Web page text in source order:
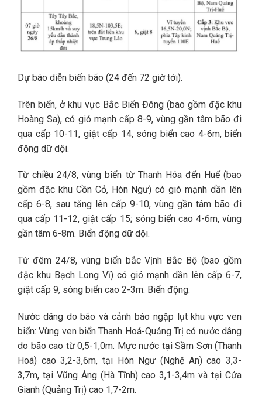
Dự báo diễn biến bão (24 đến 72 giờ tới).
Trên biển, ở khu vực Bắc Biển Đông (bao gồm đặc khu
Hoàng Sa), có gió mạnh cấp 8-9, vùng gần tâm bão đi
qua cấp 10-11, giật cấp 14, sóng biển cao 4-6m, biển
động dữ dội.
Từ chiều 24/8, vùng biển từ Thanh Hóa đến Huế (bao
gồm đặc khu Cồn Cỏ, Hòn Ngư) có gió mạnh dần lên
cấp 6-8, sau tăng lên cấp 9-10, vùng gần tâm bão đi
qua cấp 11-12, giật cấp 15; sóng biển cao 4-6m, vùng
gần tâm 6-8m. Biển động dữ dội.
Từ đêm 24/8, vùng biển bắc Vịnh Bắc Bộ (bao gồm
đặc khu Bạch Long Vĩ) có gió mạnh dần lên cấp 6-7,
giật cấp 9, sóng biển cao 2-3m. Biển động.
Nước dâng do bão và cảnh báo ngập lụt khu vực ven
biển: Vùng ven biển Thanh Hoá-Quảng Trị có nước dâng
do bão cao từ 0,5-1,0m. Mực nước tại Sầm Sơn (Thanh
Hoá) cao 3,2-3,6m, tại Hòn Ngư (Nghệ An) cao 3,3-
3,7m, tại Vũng Áng (Hà Tĩnh) cao 3,1-3,4m và tại Cửa
Gianh (Quảng Trị) cao 1,7-2m.